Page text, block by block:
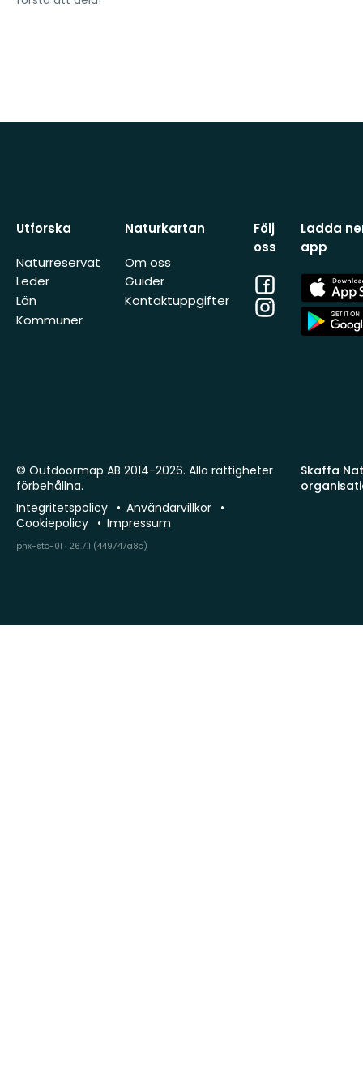
Utforska
Naturreservat
Leder
Län
Kommuner
Naturkartan
Om oss
Guider
Kontaktuppgifter
Följ
oss
Facebook
Instagram
Ladda
app
App
Store
App
Store
Skaffa
© Outdoormap AB 2014-2026. Alla rättigheter
förbehållna.
Integritetspolicy
Användarvillkor
Cookiepolicy
Impressum
phx-sto-01 · 26.7.1 (449747a8c)